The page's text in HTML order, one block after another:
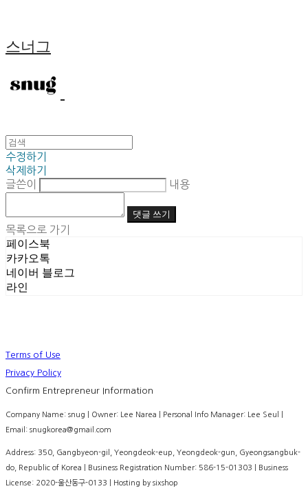
스너그
수정하기
삭제하기
글쓴이
내용
댓글 쓰기
목록으로 가기
페이스북
카카오톡
네이버 블로그
라인
Terms of Use
Privacy Policy
Confirm Entrepreneur Information
Company Name: snug | Owner: Lee Narea | Personal Info Manager: Lee Seul |
Email: snugkorea@gmail.com
Address: 350, Gangbyeon-gil, Yeongdeok-eup, Yeongdeok-gun, Gyeongsangbuk-
do, Republic of Korea | Business Registration Number: 586-15-01303 | Business
License: 2020-울산동구-0133 | Hosting by sixshop